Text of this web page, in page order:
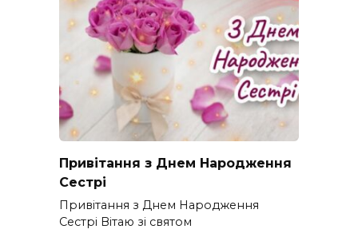
Привітання з Днем Народження
Сестрі
Привітання з Днем Народження
Сестрі Вітаю зі святом